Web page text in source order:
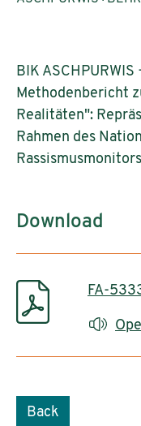
BIK
Methodenbericht
Realitäten":
Rahmen des
Download
FA-
Back